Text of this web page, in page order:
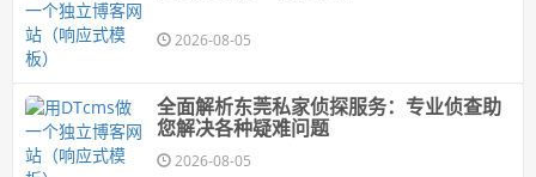
2026-08-05
全面解析东莞私家侦探服务：专业侦查助
您解决各种疑难问题
2026-08-05